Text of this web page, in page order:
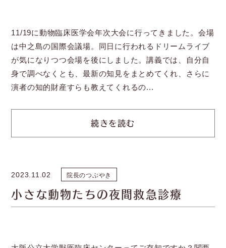
11/19に動物臨床医学会年次大会に行ってきました。会場
は中之島の国際会議場。同日に行われるドリームライブ
が気になりつつ会場を後にしました。講義では、自分自
身で調べなくとも、最新の知見をまとめてくれ、さらに
演者の知的財産すらも教えてくれるの...
続きを読む
2023.11.02 院長のつぶやき
小さな動物たちの夜間救急診療